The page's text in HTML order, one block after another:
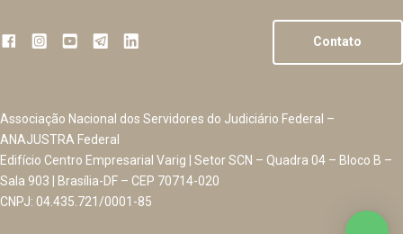
Contato
Associação Nacional dos Servidores do Judiciário Federal –
ANAJUSTRA Federal
Edifício Centro Empresarial Varig | Setor SCN – Quadra 04 – Bloco B –
Sala 903 | Brasília-DF – CEP 70714-020
CNPJ: 04.435.721/0001-85